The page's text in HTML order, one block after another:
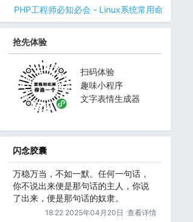
PHP工程师必知必会 - Linux系统常用命令 -
抢先体验
扫码体验
趣味小程序
文字表情生成器
闪念胶囊
万稳万当，不如一默。任何一句话，
你不说出来便是那句话的主人，你说
了出来，便是那句话的奴隶。
18:22 2025年04月20日 查看详情